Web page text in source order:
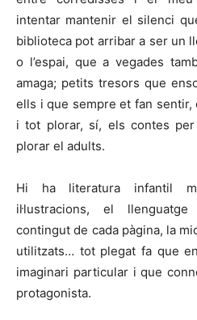
intentar mantenir el silenci
biblioteca pot arribar a ser un
o l’espai, que a vegades
amaga; petits tresors que
ells i que sempre et fan
i tot plorar, sí, els contes
plorar el adults.
Hi ha literatura infantil
il·lustracions, el
contingut de cada pàgina, la
utilitzats… tot plegat fa que
imaginari particular i que
protagonista.